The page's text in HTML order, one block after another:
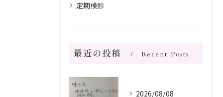
定期検診
最近の投稿 Recent Posts
2026/08/08